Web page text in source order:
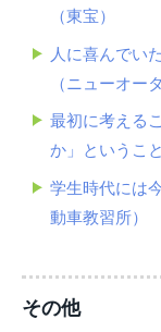
（東宝）
人に喜んでい
（ニューオー
最初に考える
か」というこ
学生時代には
動車教習所）
その他